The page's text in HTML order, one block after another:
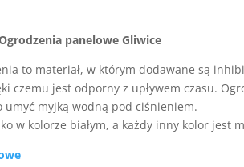
panelowe Gliwice
to materiał, w którym dodawane są
czemu jest odporny z upływem czasu.
umyć myjką wodną pod ciśnieniem.
w kolorze białym, a każdy inny kolor jest